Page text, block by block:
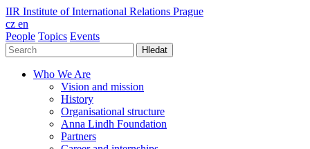
IIR Institute of International Relations Prague
cz en
People Topics Events
Hledat
Who We Are
Vision and mission
History
Organisational structure
Anna Lindh Foundation
Partners